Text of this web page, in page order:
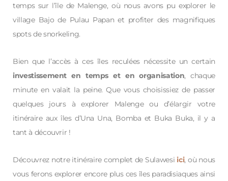
temps sur l’île de Malenge, où nous avons pu explorer le
village Bajo de Pulau Papan et profiter des magnifiques
spots de snorkeling.
Bien que l’accès à ces îles reculées nécessite un certain
investissement en temps et en organisation, chaque
minute en valait la peine. Que vous choisissiez de passer
quelques jours à explorer Malenge ou d’élargir votre
itinéraire aux îles d’Una Una, Bomba et Buka Buka, il y a
tant à découvrir !
Découvrez notre itinéraire complet de Sulawesiici, où nous
vous ferons explorer encore plus ces îles paradisiaques ainsi